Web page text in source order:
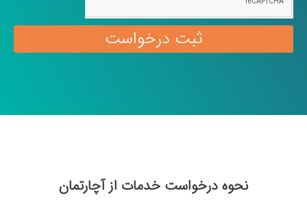
ثبت درخواست
نحوه درخواست خدمات از آچارتمان